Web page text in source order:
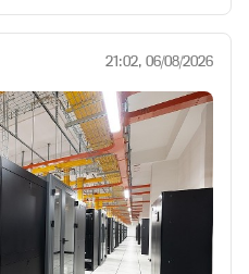
21:02, 06/08/2026